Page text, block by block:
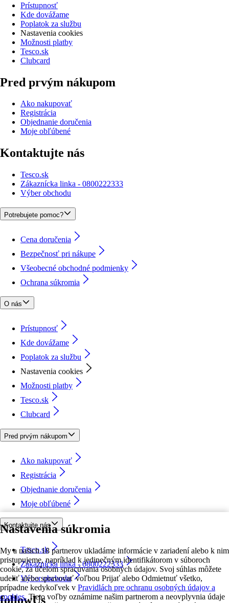
Nastavenia súkromia
My a našich 18 partnerov ukladáme informácie v zariadení alebo k nim
pristupujeme, napríklad k jedinečným identifikátorom v súboroch
cookie, za účelom spracúvania osobných údajov. Svoj súhlas môžete
udeliť alebo spravovať voľbou Prijať alebo Odmietnuť všetko,
prípadne kedykoľvek v Pravidlách pre ochranu osobných údajov a
cookies. Tieto voľby oznámime našim partnerom a neovplyvnia údaje
Prístupnosť
Kde dovážame
Poplatok za službu
Nastavenia cookies
Možnosti platby
Tesco.sk
Clubcard
Pred prvým nákupom
Ako nakupovať
Registrácia
Objednanie doručenia
Moje obľúbené
Kontaktujte nás
Tesco.sk
Zákaznícka linka - 0800222333
Výber obchodu
Potrebujete pomoc?
Cena doručenia
Bezpečnosť pri nákupe
Všeobecné obchodné podmienky
Ochrana súkromia
O nás
Prístupnosť
Kde dovážame
Poplatok za službu
Nastavenia cookies
Možnosti platby
Tesco.sk
Clubcard
Pred prvým nákupom
Ako nakupovať
Registrácia
Objednanie doručenia
Moje obľúbené
Kontaktujte nás
Tesco.sk
Zákaznícka linka - 0800222333
Výber obchodu
followUs